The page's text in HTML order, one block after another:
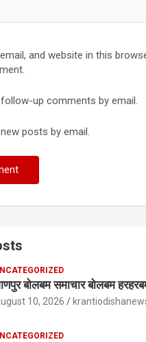
and website in this
up comments by email.
posts by email.
बोलबम समाचार बोलबम
10, 2026